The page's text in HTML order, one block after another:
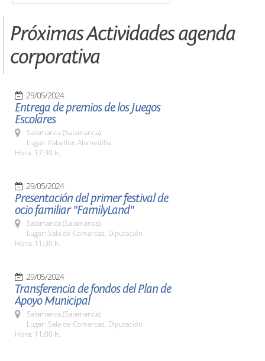
Próximas Actividades agenda
corporativa
29/05/2024
Entrega de premios de los Juegos
Escolares
Salamanca (Salamanca)
Lugar: Pabellón Alamedilla
Hora: 17:30 h.
29/05/2024
Presentación del primer festival de
ocio familiar "FamilyLand"
Salamanca (Salamanca)
Lugar: Sala de Comarcas. Diputación
Hora: 11:30 h.
29/05/2024
Transferencia de fondos del Plan de
Apoyo Municipal
Salamanca (Salamanca)
Lugar: Sala de Comarcas. Diputación
Hora: 11:00 h.